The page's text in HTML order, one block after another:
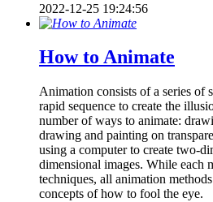
2022-12-25 19:24:56
How to Animate
Animation consists of a series of
rapid sequence to create the
number of ways to animate:
drawing and painting on
using a computer to create two-
dimensional images. While each
techniques, all animation
concepts of how to fool the eye.